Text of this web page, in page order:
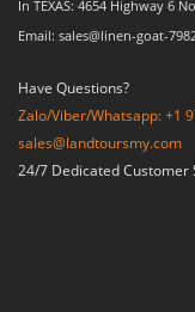
In TEXAS: 4654 Highway 6
Email: sales@linen-goat-
Have Questions?
Zalo/Viber/Whatsapp: +1
sales@landtoursmy.com
24/7 Dedicated Customer